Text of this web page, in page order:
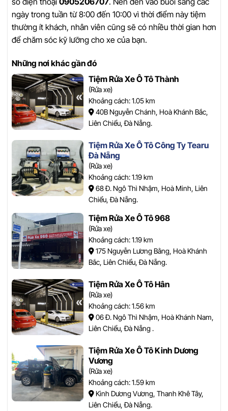
ngày trong tuần từ 8:00 đến 10:00 vì thời điểm này tiệm
thường ít khách, nhân viên cũng sẽ có nhiều thời gian hơn
để chăm sóc kỹ lưỡng cho xe của bạn.
Những nơi khác gần đó
Tiệm Rửa Xe Ô Tô Thành
(Rửa xe)
Khoảng cách: 1.05 km
40B Nguyễn Chánh, Hoà Khánh Bắc,
Liên Chiểu, Đà Nẵng.
Tiệm Rửa Xe Ô Tô Công Ty Tearu
Đà Nẵng
(Rửa xe)
Khoảng cách: 1.19 km
68 Đ. Ngô Thì Nhậm, Hoà Minh, Liên
Chiểu, Đà Nẵng.
Tiệm Rửa Xe Ô Tô 968
(Rửa xe)
Khoảng cách: 1.19 km
175 Nguyễn Lương Bằng, Hoà Khánh
Bắc, Liên Chiểu, Đà Nẵng.
Tiệm Rửa Xe Ô Tô Hân
(Rửa xe)
Khoảng cách: 1.56 km
06 Đ. Ngô Thì Nhậm, Hoà Khánh Nam,
Liên Chiểu, Đà Nẵng .
Tiệm Rửa Xe Ô Tô Kinh Dương
Vương
(Rửa xe)
Khoảng cách: 1.59 km
Kinh Dương Vương, Thanh Khê Tây,
Liên Chiểu, Đà Nẵng.